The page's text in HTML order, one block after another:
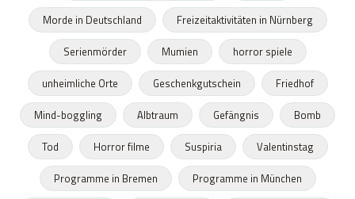
Morde in Deutschland
Freizeitaktivitäten in Nürnberg
Serienmörder
Mumien
horror spiele
unheimliche Orte
Geschenkgutschein
Friedhof
Mind-boggling
Albtraum Gefängnis
Bomb
Tod
Horror filme Suspiria
Valentinstag
Programme in Bremen
Programme in München